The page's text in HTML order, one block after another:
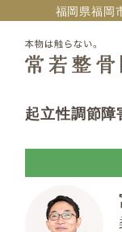
福岡県福岡
起立性調節